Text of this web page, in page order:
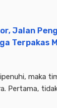
Jalan
Terpakas
maka
Pertama,